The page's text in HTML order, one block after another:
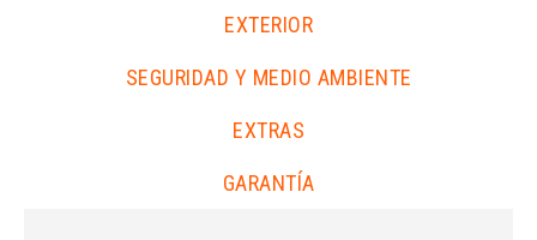
EXTERIOR
SEGURIDAD Y MEDIO AMBIENTE
EXTRAS
GARANTÍA